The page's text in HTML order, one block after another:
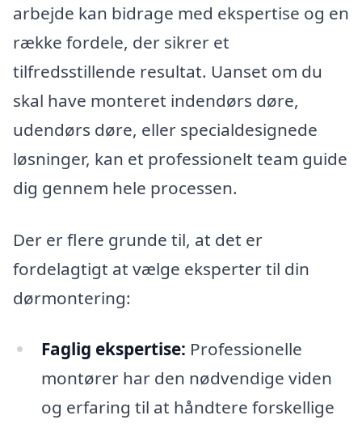
arbejde kan bidrage med ekspertise og en
række fordele, der sikrer et
tilfredsstillende resultat. Uanset om du
skal have monteret indendørs døre,
udendørs døre, eller specialdesignede
løsninger, kan et professionelt team guide
dig gennem hele processen.
Der er flere grunde til, at det er
fordelagtigt at vælge eksperter til din
dørmontering:
Faglig ekspertise: Professionelle
montører har den nødvendige viden
og erfaring til at håndtere forskellige